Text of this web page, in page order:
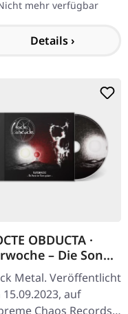
mehr verfügbar
Details ›
OBDUCTA ·
– Die Sonne
Toten pulsiert | CD
Metal. Veröffentlicht
15.09.2023, auf
Chaos Records.